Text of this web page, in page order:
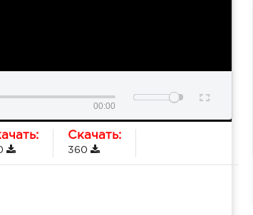
00:00
Скачать:
360